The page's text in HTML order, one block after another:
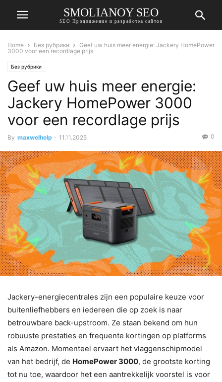
SMOLIANOY SEO
SEO Продвижение и разработка сайтов
Home Без рубрики
Geef uw huis meer energie: Jackery HomePower
3000 voor een recordlage prijs
Без рубрики
Geef uw huis meer energie:
Jackery HomePower 3000
voor een recordlage prijs
By maxwelhelp - 11.11.2025 0
Jackery-energiecentrales zijn een populaire keuze voor
buitenliefhebbers en iedereen die op zoek is naar
betrouwbare back-upstroom. Ze staan bekend om hun
robuuste prestaties en frequente kortingen op platforms
als Amazon. Momenteel ervaart het vlaggenschipmodel
van het bedrijf, de HomePower 3000, de grootste korting
tot nu toe, waardoor het een aantrekkelijk voorstel is voor